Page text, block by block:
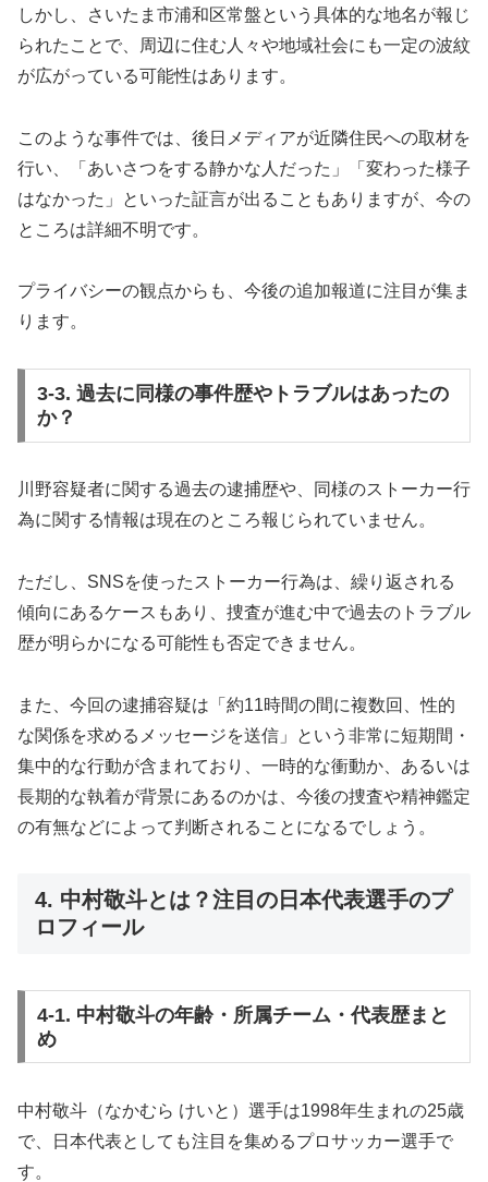
しかし、さいたま市浦和区常盤という具体的な地名が報じ
られたことで、周辺に住む人々や地域社会にも一定の波紋
が広がっている可能性はあります。
このような事件では、後日メディアが近隣住民への取材を
行い、「あいさつをする静かな人だった」「変わった様子
はなかった」といった証言が出ることもありますが、今の
ところは詳細不明です。
プライバシーの観点からも、今後の追加報道に注目が集ま
ります。
3-3. 過去に同様の事件歴やトラブルはあったの
か？
川野容疑者に関する過去の逮捕歴や、同様のストーカー行
為に関する情報は現在のところ報じられていません。
ただし、SNSを使ったストーカー行為は、繰り返される
傾向にあるケースもあり、捜査が進む中で過去のトラブル
歴が明らかになる可能性も否定できません。
また、今回の逮捕容疑は「約11時間の間に複数回、性的
な関係を求めるメッセージを送信」という非常に短期間・
集中的な行動が含まれており、一時的な衝動か、あるいは
長期的な執着が背景にあるのかは、今後の捜査や精神鑑定
の有無などによって判断されることになるでしょう。
4. 中村敬斗とは？注目の日本代表選手のプ
ロフィール
4-1. 中村敬斗の年齢・所属チーム・代表歴まと
め
中村敬斗（なかむら けいと）選手は1998年生まれの25歳
で、日本代表としても注目を集めるプロサッカー選手で
す。